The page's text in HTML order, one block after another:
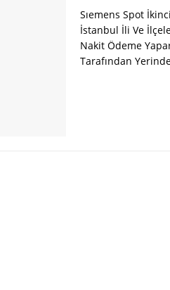
Sıemens Spot
İstanbul İli Ve
Nakit Ödeme
Tarafından